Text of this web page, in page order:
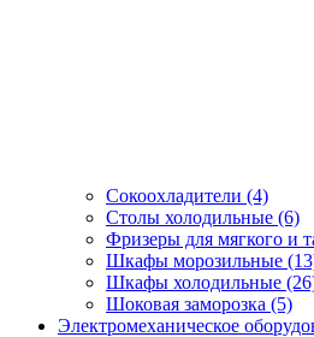
Сокоохладители (4)
Столы холодильные (6)
Фризеры для мягкого и
Шкафы морозильные
Шкафы холодильные
Шоковая заморозка (5)
Электромеханическое